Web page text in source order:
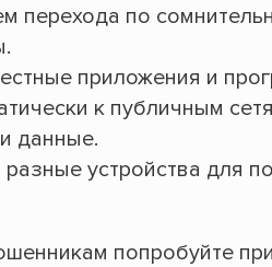
перехода по
приложения и
к публичным
данные.
устройства для
попробуйте